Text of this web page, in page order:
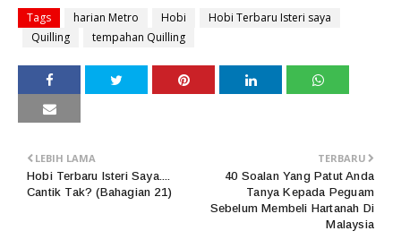
Tags harian Metro Hobi
Hobi Terbaru Isteri saya
Quilling
tempahan Quilling
TERBARU
40 Soalan Yang Patut Anda
Tanya Kepada Peguam
Sebelum Membeli Hartanah Di
Malaysia
LEBIH LAMA
Hobi Terbaru Isteri Saya....
Cantik Tak? (Bahagian 21)